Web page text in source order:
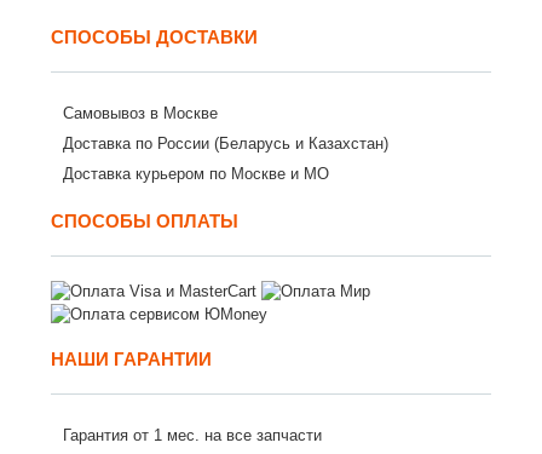
СПОСОБЫ ДОСТАВКИ
Самовывоз в Москве
Доставка по России (Беларусь и Казахстан)
Доставка курьером по Москве и МО
СПОСОБЫ ОПЛАТЫ
НАШИ ГАРАНТИИ
Гарантия от 1 мес. на все запчасти